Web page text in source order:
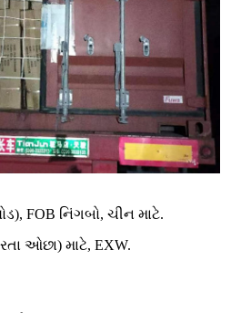
FOB નિંગબો, ચીન માટે.
ઓછા) માટે, EXW.